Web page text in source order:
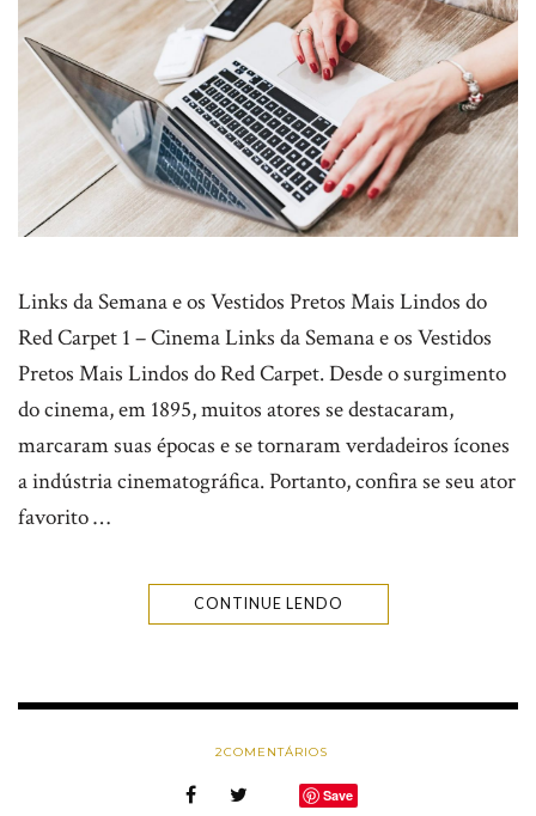
Links da Semana e os Vestidos Pretos Mais Lindos do
Red Carpet 1 – Cinema Links da Semana e os Vestidos
Pretos Mais Lindos do Red Carpet. Desde o surgimento
do cinema, em 1895, muitos atores se destacaram,
marcaram suas épocas e se tornaram verdadeiros ícones
a indústria cinematográfica. Portanto, confira se seu ator
favorito …
CONTINUE LENDO
2COMENTÁRIOS
Save